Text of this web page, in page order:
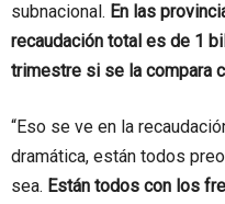
subnacional. En las
recaudación total es de 1
trimestre si se la compara
“Eso se ve en la
dramática, están todos
sea. Están todos con los